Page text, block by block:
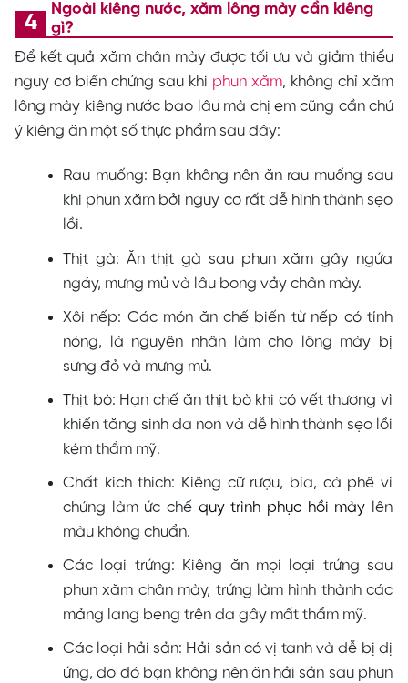
Ngoài kiêng nước, xăm lông mày cần kiêng
gì?
Để kết quả xăm chân mày được tối ưu và giảm thiểu
nguy cơ biến chứng sau khi phun xăm, không chỉ xăm
lông mày kiêng nước bao lâu mà chị em cũng cần chú
ý kiêng ăn một số thực phẩm sau đây:
Rau muống: Bạn không nên ăn rau muống sau
khi phun xăm bởi nguy cơ rất dễ hình thành sẹo
lồi.
Thịt gà: Ăn thịt gà sau phun xăm gây ngứa
ngáy, mưng mủ và lâu bong vảy chân mày.
Xôi nếp: Các món ăn chế biến từ nếp có tính
nóng, là nguyên nhân làm cho lông mày bị
sưng đỏ và mưng mủ.
Thịt bò: Hạn chế ăn thịt bò khi có vết thương vì
khiến tăng sinh da non và dễ hình thành sẹo lồi
kém thẩm mỹ.
Chất kích thích: Kiêng cữ rượu, bia, cà phê vì
chúng làm ức chế quy trình phục hồi mày lên
màu không chuẩn.
Các loại trứng: Kiêng ăn mọi loại trứng sau
phun xăm chân mày, trứng làm hình thành các
mảng lang beng trên da gây mất thẩm mỹ.
Các loại hải sản: Hải sản có vị tanh và dễ bị dị
ứng, do đó bạn không nên ăn hải sản sau phun